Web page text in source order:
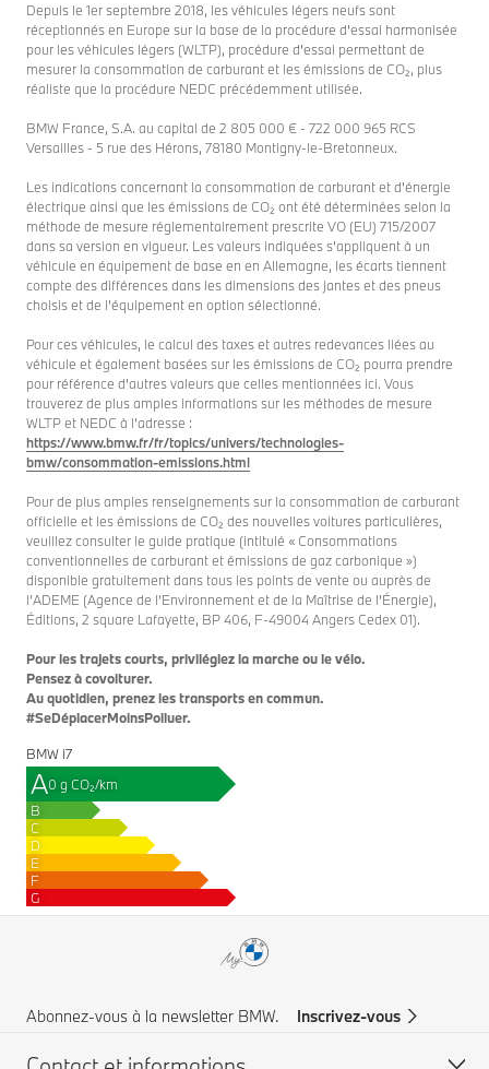
Depuis le 1er septembre 2018, les véhicules légers neufs sont
réceptionnés en Europe sur la base de la procédure d'essai harmonisée
pour les véhicules légers (WLTP), procédure d'essai permettant de
mesurer la consommation de carburant et les émissions de CO₂, plus
réaliste que la procédure NEDC précédemment utilisée.
BMW France, S.A. au capital de 2 805 000 € - 722 000 965 RCS
Versailles - 5 rue des Hérons, 78180 Montigny-le-Bretonneux.
Les indications concernant la consommation de carburant et d'énergie
électrique ainsi que les émissions de CO₂ ont été déterminées selon la
méthode de mesure réglementairement prescrite VO (EU) 715/2007
dans sa version en vigueur. Les valeurs indiquées s'appliquent à un
véhicule en équipement de base en en Allemagne, les écarts tiennent
compte des différences dans les dimensions des jantes et des pneus
choisis et de l’équipement en option sélectionné.
Pour ces véhicules, le calcul des taxes et autres redevances liées au
véhicule et également basées sur les émissions de CO₂ pourra prendre
pour référence d'autres valeurs que celles mentionnées ici. Vous
trouverez de plus amples informations sur les méthodes de mesure
WLTP et NEDC à l’adresse :
https://www.bmw.fr/fr/topics/univers/technologies-
bmw/consommation-emissions.html
Pour de plus amples renseignements sur la consommation de carburant
officielle et les émissions de CO₂ des nouvelles voitures particulières,
veuillez consulter le guide pratique (intitulé « Consommations
conventionnelles de carburant et émissions de gaz carbonique »)
disponible gratuitement dans tous les points de vente ou auprès de
l’ADEME (Agence de l’Environnement et de la Maîtrise de l’Énergie),
Éditions, 2 square Lafayette, BP 406, F-49004 Angers Cedex 01).
Pour les trajets courts, privilégiez la marche ou le vélo.
Pensez à covoiturer.
Au quotidien, prenez les transports en commun.
#SeDéplacerMoinsPolluer.
BMW i7
A0 g CO₂/km
B
C
D
E
F
G
Abonnez-vous à la newsletter BMW. Inscrivez-vous